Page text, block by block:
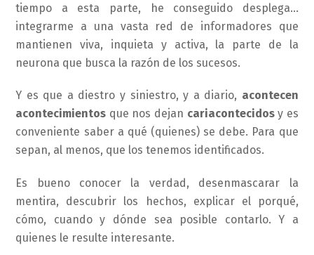
tiempo a esta parte, he conseguido desplega…
integrarme a una vasta red de informadores que
mantienen viva, inquieta y activa, la parte de la
neurona que busca la razón de los sucesos.
Y es que a diestro y siniestro, y a diario, acontecen
acontecimientos que nos dejan cariacontecidosy es
conveniente saber a qué (quienes) se debe. Para que
sepan, al menos, que los tenemos identificados.
Es bueno conocer la verdad, desenmascarar la
mentira, descubrir los hechos, explicar el porqué,
cómo, cuando y dónde sea posible contarlo. Y a
quienes le resulte interesante.